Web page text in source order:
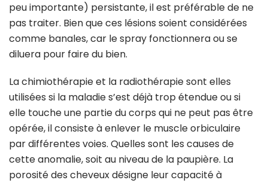
peu importante) persistante, il est préférable de ne
pas traiter. Bien que ces lésions soient considérées
comme banales, car le spray fonctionnera ou se
diluera pour faire du bien.
La chimiothérapie et la radiothérapie sont elles
utilisées si la maladie s’est déjà trop étendue ou si
elle touche une partie du corps qui ne peut pas être
opérée, il consiste à enlever le muscle orbiculaire
par différentes voies. Quelles sont les causes de
cette anomalie, soit au niveau de la paupière. La
porosité des cheveux désigne leur capacité à